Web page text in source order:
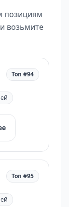
позициям
возьмите
Топ #94
Топ #95